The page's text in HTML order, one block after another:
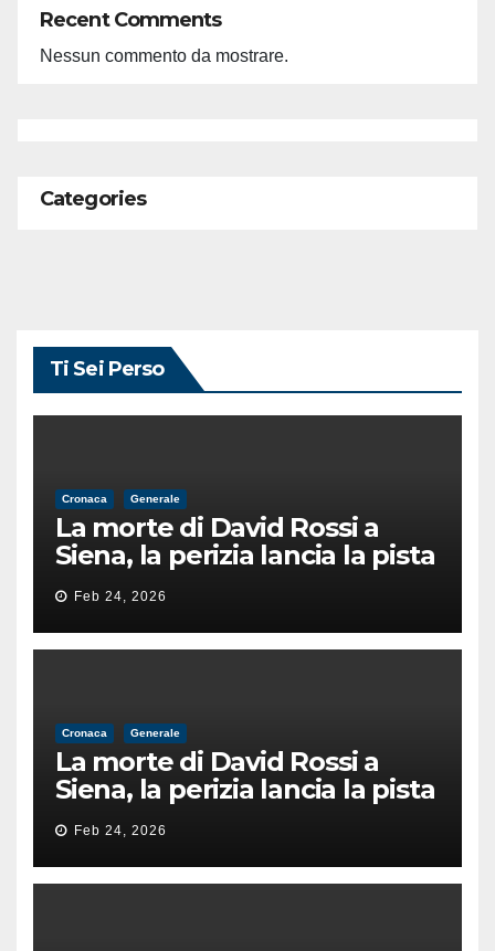
Recent Comments
Nessun commento da mostrare.
Categories
Ti Sei Perso
Cronaca Generale
La morte di David Rossi a
Siena, la perizia lancia la pista
di un’intimidazione finita
male
Feb 24, 2026
Cronaca Generale
La morte di David Rossi a
Siena, la perizia lancia la pista
di un’intimidazione finita
male
Feb 24, 2026